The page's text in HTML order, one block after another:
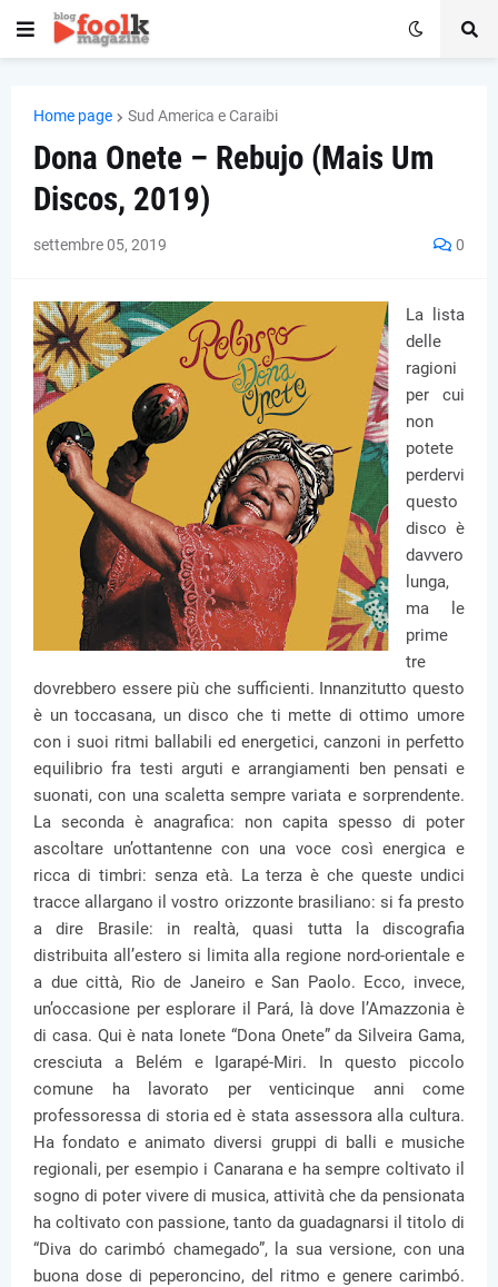
Home page Sud America e Caraibi
Dona Onete – Rebujo (Mais Um
Discos, 2019)
settembre 05, 2019 0
La lista
delle
ragioni
per cui
non
potete
perdervi
questo
disco è
davvero
lunga,
ma le
prime
tre
dovrebbero essere più che sufficienti. Innanzitutto questo
è un toccasana, un disco che ti mette di ottimo umore
con i suoi ritmi ballabili ed energetici, canzoni in perfetto
equilibrio fra testi arguti e arrangiamenti ben pensati e
suonati, con una scaletta sempre variata e sorprendente.
La seconda è anagrafica: non capita spesso di poter
ascoltare un’ottantenne con una voce così energica e
ricca di timbri: senza età. La terza è che queste undici
tracce allargano il vostro orizzonte brasiliano: si fa presto
a dire Brasile: in realtà, quasi tutta la discografia
distribuita all’estero si limita alla regione nord-orientale e
a due città, Rio de Janeiro e San Paolo. Ecco, invece,
un’occasione per esplorare il Pará, là dove l’Amazzonia è
di casa. Qui è nata Ionete “Dona Onete” da Silveira Gama,
cresciuta a Belém e Igarapé-Miri. In questo piccolo
comune ha lavorato per venticinque anni come
professoressa di storia ed è stata assessora alla cultura.
Ha fondato e animato diversi gruppi di balli e musiche
regionali, per esempio i Canarana e ha sempre coltivato il
sogno di poter vivere di musica, attività che da pensionata
ha coltivato con passione, tanto da guadagnarsi il titolo di
“Diva do carimbó chamegado”, la sua versione, con una
buona dose di peperoncino, del ritmo e genere carimbó.